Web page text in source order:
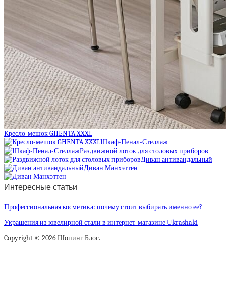
Кресло-мешок GHENTA XXXL
Шкаф-Пенал-Стеллаж
Раздвижной лоток для столовых приборов
Диван антивандальный
Диван Манхэттен
Интересные статьи
Профессиональная косметика: почему стоит выбирать именно ее?
Украшения из ювелирной стали в интернет-магазине Ukrashaki
Copyright © 2026 Шопинг Блог.